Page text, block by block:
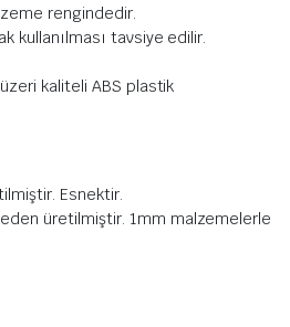
rengindedir.
kullanılması tavsiye edilir.
üzeri kaliteli ABS plastik
Esnektir.
üretilmiştir. 1mm malzemelerle